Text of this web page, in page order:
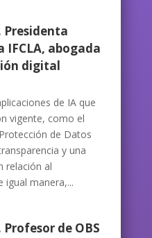
Presidenta
IFCLA, abogada
digital
de IA que
vigente, como el
de Datos
y una
relación al
manera,...
de OBS